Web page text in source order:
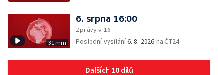
31 min
6. srpna 16:00
Zprávy v 16
Poslední vysílání6. 8. 2026 na ČT24
Dalších 10 dílů